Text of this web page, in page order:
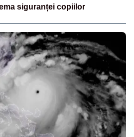
siguranței copiilor